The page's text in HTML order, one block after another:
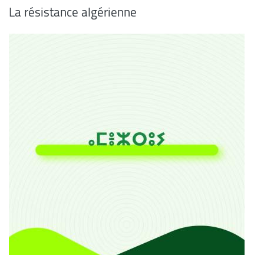
La résistance algérienne